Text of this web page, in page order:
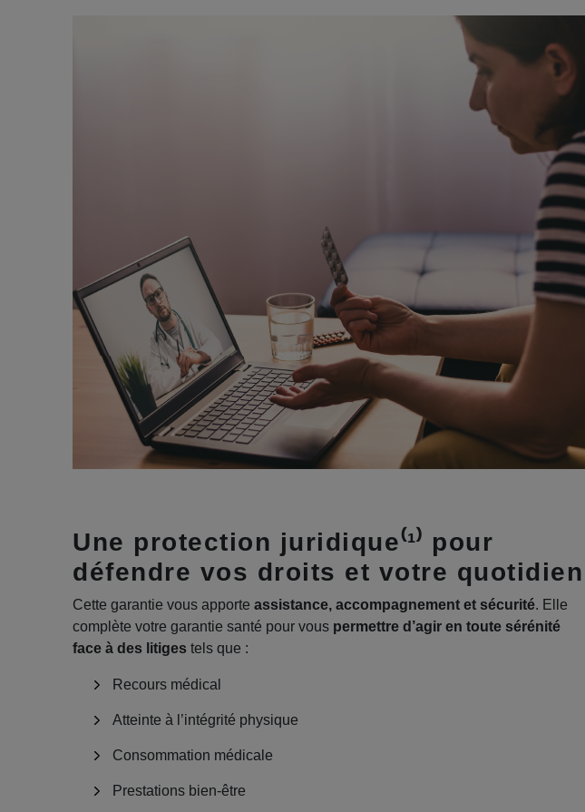
Une protection juridique⁽¹⁾ pour
défendre vos droits et votre quotidien
Cette garantie vous apporte assistance, accompagnement et sécurité. Elle
complète votre garantie santé pour vous permettre d’agir en toute sérénité
face à des litiges tels que :
Recours médical
Atteinte à l’intégrité physique
Consommation médicale
Prestations bien-être